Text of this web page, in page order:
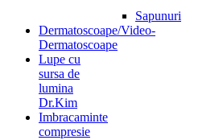
Sapunuri
Dermatoscoape/Video-
Dermatoscoape
Lupe cu
sursa de
lumina
Dr.Kim
Imbracaminte
compresie